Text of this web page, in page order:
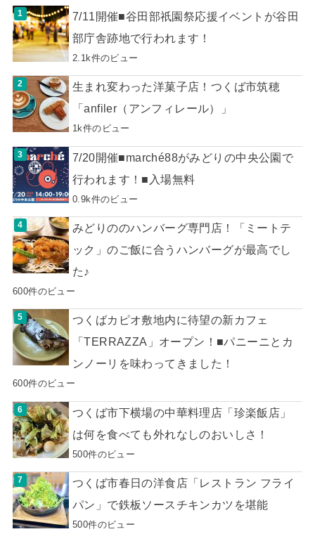
7/11開催■谷田部祇園祭応援イベントが谷田
部庁舎跡地で行われます！
2.1k件のビュー
生まれ変わった洋菓子店！つくば市筑穂
「anfiler（アンフィレール）」
1k件のビュー
7/20開催■marché88がみどりの中央公園で
行われます！■入場無料
0.9k件のビュー
みどりののハンバーグ専門店！「ミートテ
ック」のご飯に合うハンバーグが最高でし
た♪
600件のビュー
つくばカピオ敷地内に待望の新カフェ
「TERRAZZA」オープン！■パニーニとカ
ンノーリを味わってきました！
600件のビュー
つくば市下横場の中華料理店「珍楽飯店」
は何を食べても外れなしのおいしさ！
500件のビュー
つくば市春日の洋食店「レストラン フライ
パン」で鉄板ソースチキンカツを堪能
500件のビュー